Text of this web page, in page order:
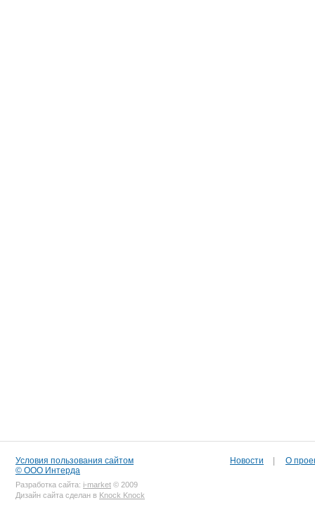
Условия пользования сайтом
© ООО Интерда
Разработка сайта: i-market © 2009
Дизайн сайта сделан в Knock Knock
Новости О